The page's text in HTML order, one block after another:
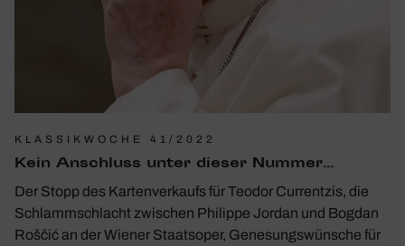
KLASSIKWOCHE 41/2022
Kein Anschluss unter dieser Nummer…
Der Stopp des Kartenverkaufs für Teodor Currentzis, die
Schlammschlacht zwischen Philippe Jordan und Bogdan
Roščić an der Wiener Staatsoper, Genesungswünsche für